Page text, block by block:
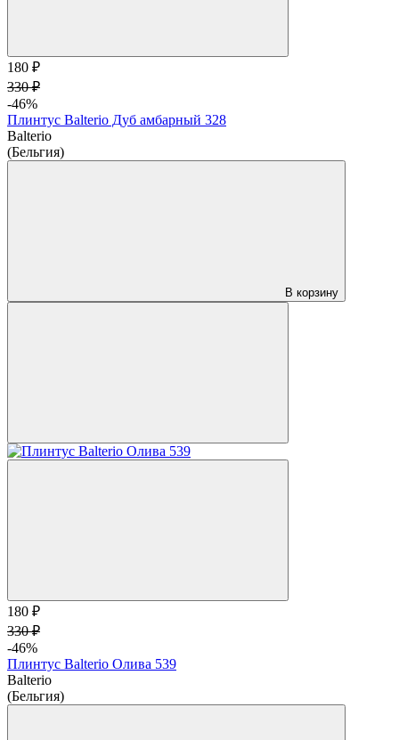
180 ₽
330 ₽
-46%
Плинтус Balterio Дуб амбарный 328
Balterio
(Бельгия)
В корзину
180 ₽
330 ₽
-46%
Плинтус Balterio Олива 539
Balterio
(Бельгия)